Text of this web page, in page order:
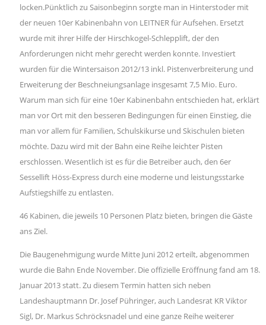
locken.Pünktlich zu Saisonbeginn sorgte man in Hinterstoder mit
der neuen 10er Kabinenbahn von LEITNER für Aufsehen. Ersetzt
wurde mit ihrer Hilfe der Hirschkogel-Schlepplift, der den
Anforderungen nicht mehr gerecht werden konnte. Investiert
wurden für die Wintersaison 2012/13 inkl. Pistenverbreiterung und
Erweiterung der Beschneiungsanlage insgesamt 7,5 Mio. Euro.
Warum man sich für eine 10er Kabinenbahn entschieden hat, erklärt
man vor Ort mit den besseren Bedingungen für einen Einstieg, die
man vor allem für Familien, Schulskikurse und Skischulen bieten
möchte. Dazu wird mit der Bahn eine Reihe leichter Pisten
erschlossen. Wesentlich ist es für die Betreiber auch, den 6er
Sessellift Höss-Express durch eine moderne und leistungsstarke
Aufstiegshilfe zu entlasten.
46 Kabinen, die jeweils 10 Personen Platz bieten, bringen die Gäste
ans Ziel.
Die Baugenehmigung wurde Mitte Juni 2012 erteilt, abgenommen
wurde die Bahn Ende November. Die offizielle Eröffnung fand am 18.
Januar 2013 statt. Zu diesem Termin hatten sich neben
Landeshauptmann Dr. Josef Pühringer, auch Landesrat KR Viktor
Sigl, Dr. Markus Schröcksnadel und eine ganze Reihe weiterer